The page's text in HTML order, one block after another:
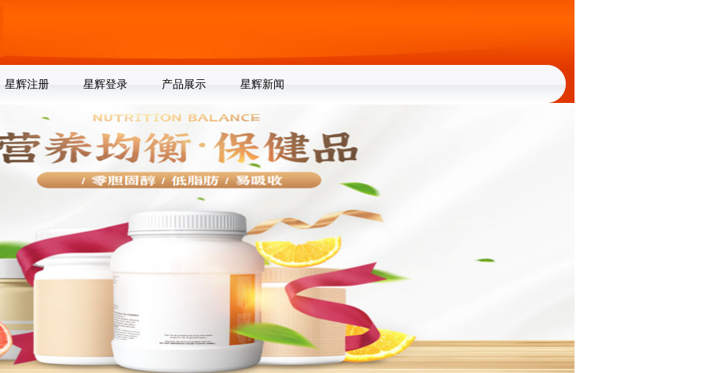
星辉注册 星辉登录 产品展示 星辉新闻